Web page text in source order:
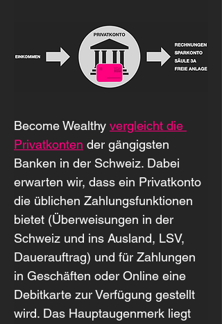
Become Wealthy vergleicht die
Privatkonten der gängigsten
Banken in der Schweiz. Dabei
erwarten wir, dass ein Privatkonto
die üblichen Zahlungsfunktionen
bietet (Überweisungen in der
Schweiz und ins Ausland, LSV,
Dauerauftrag) und für Zahlungen
in Geschäften oder Online eine
Debitkarte zur Verfügung gestellt
wird. Das Hauptaugenmerk liegt